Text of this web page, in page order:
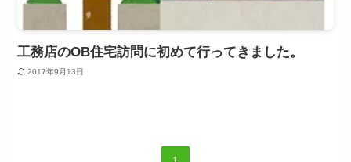
工務店のOB住宅訪問に初めて行ってきました。
2017年9月13日